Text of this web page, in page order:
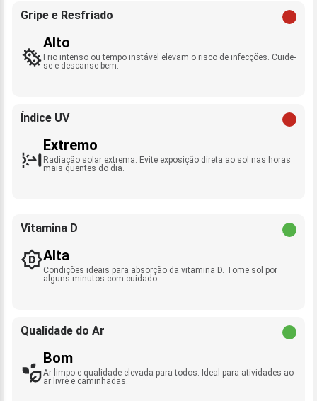
Gripe e Resfriado
Alto
Frio intenso ou tempo instável elevam o risco de infecções. Cuide-
se e descanse bem.
Índice UV
Extremo
Radiação solar extrema. Evite exposição direta ao sol nas horas
mais quentes do dia.
Vitamina D
Alta
Condições ideais para absorção da vitamina D. Tome sol por
alguns minutos com cuidado.
Qualidade do Ar
Bom
Ar limpo e qualidade elevada para todos. Ideal para atividades ao
ar livre e caminhadas.